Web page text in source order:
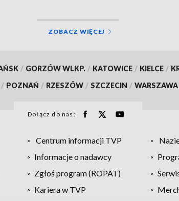
ZOBACZ WIĘCEJ
/ GORZÓW WLKP. / KATOWICE / KIELCE /
/ POZNAŃ / RZESZÓW / SZCZECIN / WARSZAWA
Dołącz do nas:
Centrum informacji TVP
Informacje o nadawcy
Zgłoś program (ROPAT)
Kariera w TVP